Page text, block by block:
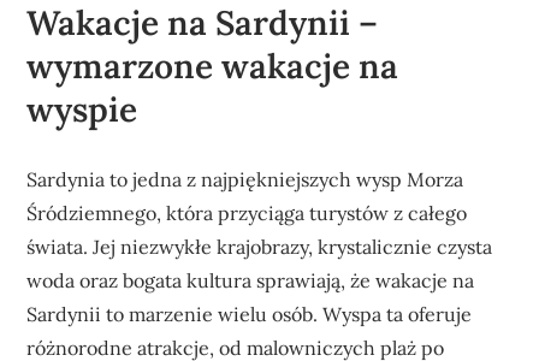
Wakacje na Sardynii –
wymarzone wakacje na
wyspie
Sardynia to jedna z najpiękniejszych wysp Morza
Śródziemnego, która przyciąga turystów z całego
świata. Jej niezwykłe krajobrazy, krystalicznie czysta
woda oraz bogata kultura sprawiają, że wakacje na
Sardynii to marzenie wielu osób. Wyspa ta oferuje
różnorodne atrakcje, od malowniczych plaż po